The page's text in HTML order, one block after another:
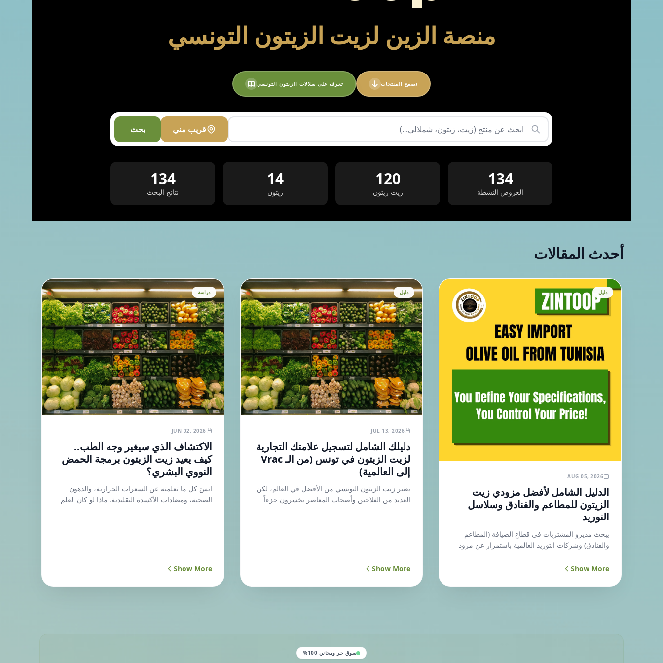
منصة الزين لزيت الزيتون التونسي
تصفح المنتجات تعرف على سلالات الزيتون التونسي
قريب مني بحث
134
العروض النشطة
120
زيت زيتون
14
زيتون
134
نتائج البحث
أحدث المقالات
دليل
AUG 05, 2026
الدليل الشامل لأفضل مزودي زيت
الزيتون للمطاعم والفنادق وسلاسل
التوريد
يبحث مديرو المشتريات في قطاع الضيافة (المطاعم
والفنادق) وشركات التوريد العالمية باستمرار عن مزود
التنافسية. يعتبر تأمين سلاسل توريد زيت الزيتون تحدياً
الأصلي. هنا يأتي دور منصة زينتوب (ZinToop) لتغيير
Show More
دليل
JUL 13, 2026
دليلك الشامل لتسجيل علامتك التجارية
لزيت الزيتون في تونس (من الـ Vrac
إلى العالمية)
يعتبر زيت الزيتون التونسي من الأفضل في العالم، لكن
العديد من الفلاحين وأصحاب المعاصر يخسرون جزءاً
عكس ذلك تماماً. إليك الخطوات العملية والقانونية
الخطوة الأولى: اختيار الاسم والتأكد من توفره يبدأ النجاح
والملكية الصناعية (INNORPI) بإجراء بحث عن الأسبقية
Show More
دراسة
JUN 02, 2026
الاكتشاف الذي سيغير وجه الطب..
كيف يعيد زيت الزيتون برمجة الحمض
النووي البشري؟
انسَ كل ما تعلمته عن السعرات الحرارية، والدهون
الصحية، ومضادات الأكسدة التقليدية. ماذا لو كان العلم
لشيفرة الصمود" (Epigenetic Survival Transfer).
Show More
سوق حر ومجاني 100%